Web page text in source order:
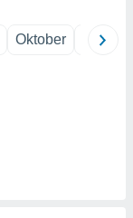
Oktober